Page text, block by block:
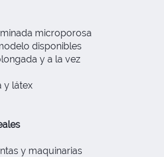
microporosa
disponibles
y a la vez
y látex
y maquinarias